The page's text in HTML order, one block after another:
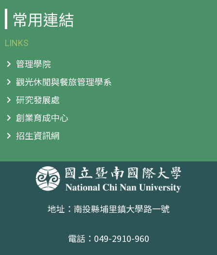
常用連結
LINKS
管理學院
觀光休閒與餐旅管理學系
研究發展處
創業育成中心
招生資訊網
地址：南投縣埔里鎮大學路一號
電話：049-2910-960